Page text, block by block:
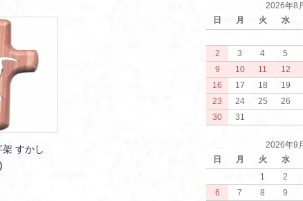
すかし
2026年8
日
月 火 水
2
3 4 5
9
10 11 12
16
17 18 19
23
24 25 26
30
31
2026年9
日
月 火 水
1
2
6
7 8 9